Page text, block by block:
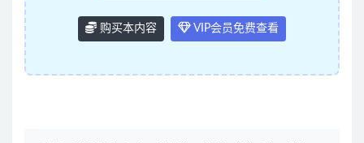
购买本内容 VIP会员免费查看